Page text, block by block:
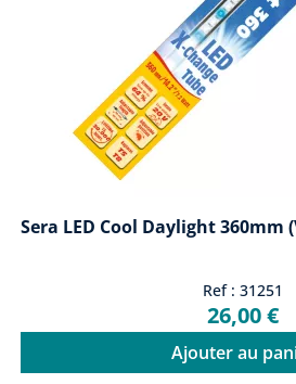
Sera LED Cool Daylight 360mm
Ref : 31251
26,00 €
Ajouter au